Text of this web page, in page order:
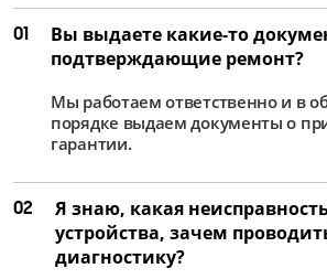
Замена матрицы
от 4 000 ₽
Ремонт матрицы
от 2 500 ₽
Замена цепей питания
от 2 250 ₽
Ремонт цепей питания
01
Вы выдаете какие-то
подтверждающие ремонт?
Мы работаем ответственно и в
порядке выдаем документы о
гарантии.
02
Я знаю, какая
устройства, зачем
диагностику?